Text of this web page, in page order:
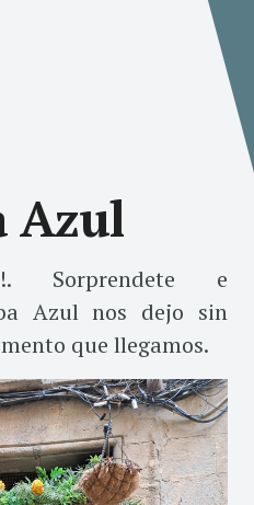
Azul
Sorprendete e
Azul nos dejo sin
que llegamos.